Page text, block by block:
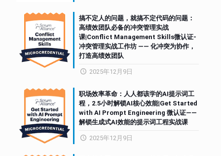
搞不定人的问题，就搞不定代码的问题：
高绩效团队必备的冲突管理实战
课|Conflict Management Skills微认证-
冲突管理实战工作坊 —— 化冲突为协作，
打造高绩效团队
2025年12月9日
职场效率革命：人人都该学的AI提示词工
程，2.5小时解锁AI核心效能|Get Started
with AI Prompt Engineering 微认证——
解锁生成式AI效能的提示词工程实战课
2025年12月9日